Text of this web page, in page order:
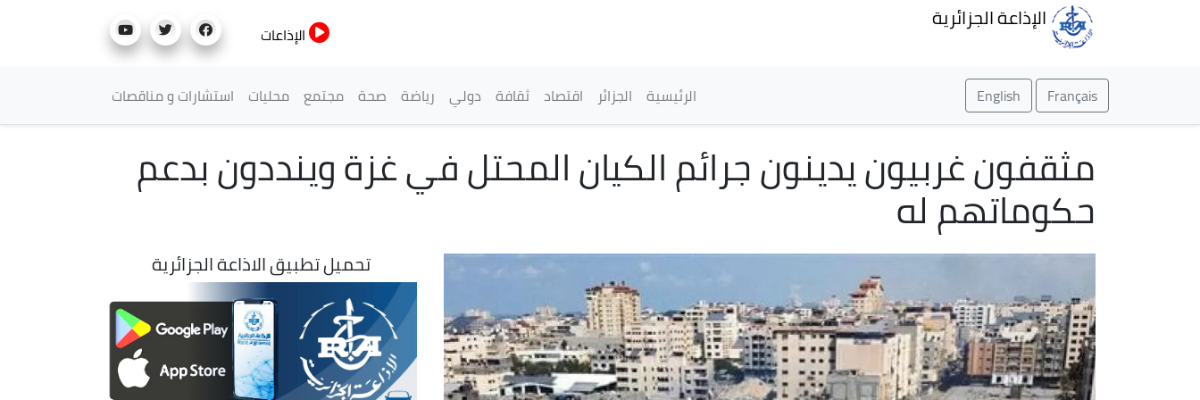
الإذاعة الجزائرية
الإذاعات
Français
English القائمة الرئيسية
الرئيسية الجزائر اقتصاد ثقافة دولي رياضة صحة مجتمع محليات استشارات و مناقصات
مثقفون غربيون يدينون جرائم الكيان المحتل في غزة وينددون بدعم
حكوماتهم له
تحميل تطبيق الاذاعة الجزائرية